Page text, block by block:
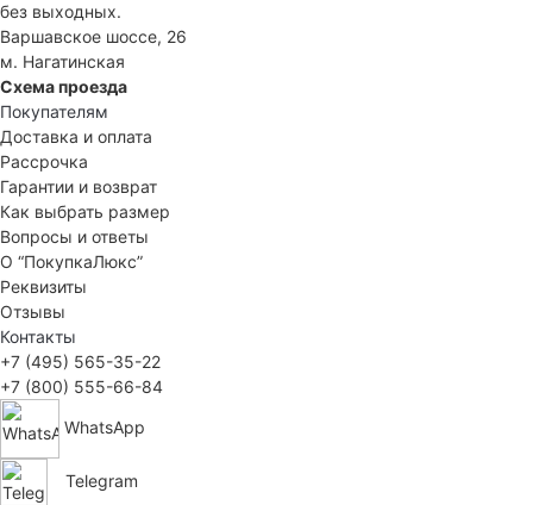
без выходных.
Варшавское шоссе, 26
м. Нагатинская
Схема проезда
Покупателям
Доставка и оплата
Рассрочка
Гарантии и возврат
Как выбрать размер
Вопросы и ответы
О “ПокупкаЛюкс”
Реквизиты
Отзывы
Контакты
+7 (495) 565-35-22
+7 (800) 555-66-84
WhatsApp
Telegram